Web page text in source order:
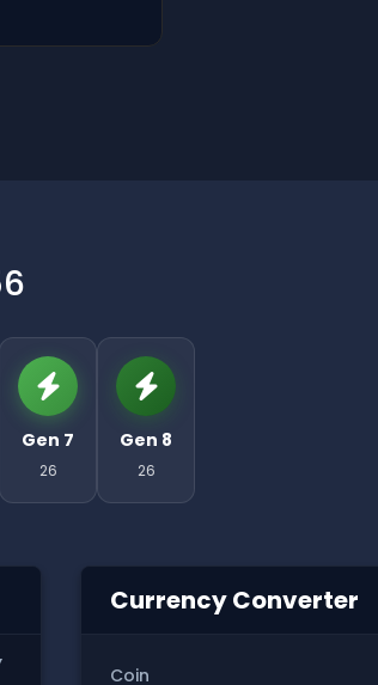
Gen 7
26
Gen 8
26
Currency Converter
Coin